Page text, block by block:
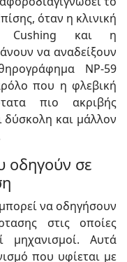
όταν η κλινική
Cushing και η
να αναδείξουν
ΝΡ-59
που η φλεβική
πιο ακριβής
δύσκολη και μάλλον
οδηγούν σε
να οδηγήσουν
στις οποίες
μηχανισμοί. Αυτά
που υφίεται με